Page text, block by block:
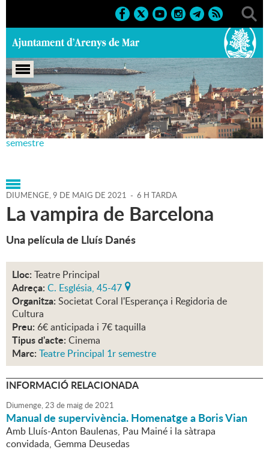
Portada > Agenda > 09-05-
2021 > Marcs > Culturals > 2021 > Teatre Principal 1r
semestre
DIUMENGE,9 DE MAIG DE 2021 - 6 H TARDA
La vampira de Barcelona
Una película de Lluís Danés
Lloc: Teatre Principal
Adreça: C. Església, 45-47
Organitza: Societat Coral l'Esperança i Regidoria de
Cultura
Preu: 6€ anticipada i 7€ taquilla
Tipus d'acte: Cinema
Marc: Teatre Principal 1r semestre
INFORMACIÓ RELACIONADA
Diumenge,23 de maigde2021
Manual de supervivència. Homenatge a Boris Vian
Amb Lluís-Anton Baulenas, Pau Mainé i la sàtrapa
convidada, Gemma Deusedas